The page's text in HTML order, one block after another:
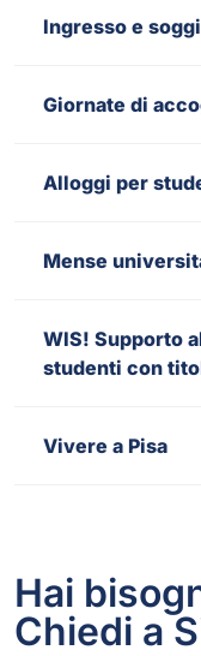
Ingresso e
Giornate di
Alloggi per
Mense
WIS! Supporto
studenti con
Vivere a Pisa
Hai
Chiedi a